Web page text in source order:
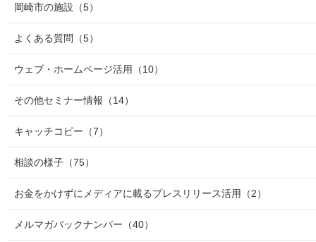
岡崎市の施設 （5）
よくある質問 （5）
ウェブ・ホームページ活用 （10）
その他セミナー情報 （14）
キャッチコピー （7）
相談の様子 （75）
お金をかけずにメディアに載るプレスリリース活用 （2）
メルマガバックナンバー （40）